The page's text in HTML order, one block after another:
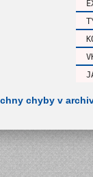
chyby v